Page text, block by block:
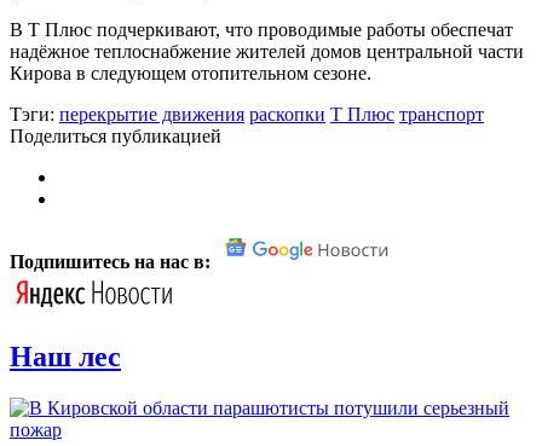
В Т Плюс подчеркивают, что проводимые работы обеспечат
надёжное теплоснабжение жителей домов центральной части
Кирова в следующем отопительном сезоне.
Тэги: перекрытие движения раскопки Т Плюс транспорт
Поделиться публикацией
Подпишитесь на нас в:
Наш лес